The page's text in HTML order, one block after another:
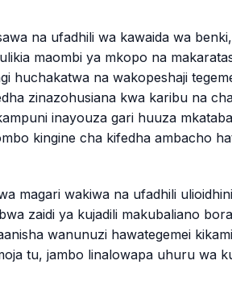
$46.02 $401.41
$44.52 $402.91
$41.49 $405.94
$39.97 $407.46
na ufadhili wa kawaida wa
maombi ya mkopo na
huchakatwa na wakopeshaji
zinazohusiana kwa karibu na
inayouza gari huuza
kingine cha kifedha ambacho
magari wakiwa na ufadhili
zaidi ya kujadili makubaliano
wanunuzi hawategemei
tu, jambo linalowapa uhuru wa